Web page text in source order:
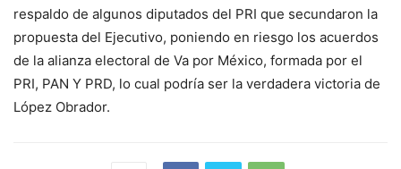
respaldo de algunos diputados del PRI que secundaron la
propuesta del Ejecutivo, poniendo en riesgo los acuerdos
de la alianza electoral de Va por México, formada por el
PRI, PAN Y PRD, lo cual podría ser la verdadera victoria de
López Obrador.